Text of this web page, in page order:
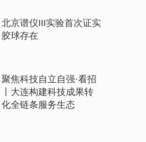
北京谱仪III实验首次证实
胶球存在
聚焦科技自立自强·看招
丨大连构建科技成果转
化全链条服务生态